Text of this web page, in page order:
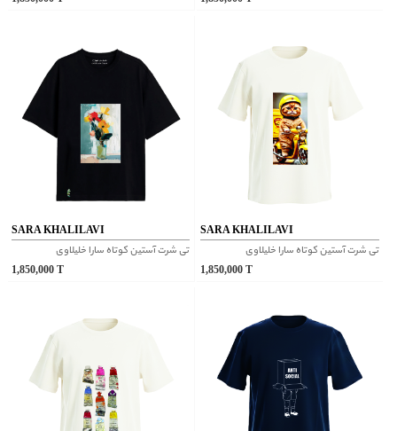
SARA KHALILAVI
تی شرت آستین کوتاه سارا خلیلاوی
1,850,000T
SARA KHALILAVI
تی شرت آستین کوتاه سارا خلیلاوی
1,850,000 T